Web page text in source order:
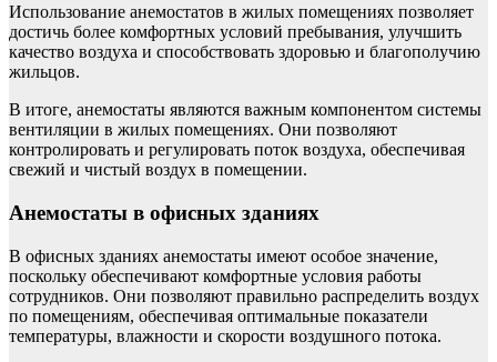
Использование анемостатов в жилых помещениях позволяет
достичь более комфортных условий пребывания, улучшить
качество воздуха и способствовать здоровью и благополучию
жильцов.
В итоге, анемостаты являются важным компонентом системы
вентиляции в жилых помещениях. Они позволяют
контролировать и регулировать поток воздуха, обеспечивая
свежий и чистый воздух в помещении.
Анемостаты в офисных зданиях
В офисных зданиях анемостаты имеют особое значение,
поскольку обеспечивают комфортные условия работы
сотрудников. Они позволяют правильно распределить воздух
по помещениям, обеспечивая оптимальные показатели
температуры, влажности и скорости воздушного потока.